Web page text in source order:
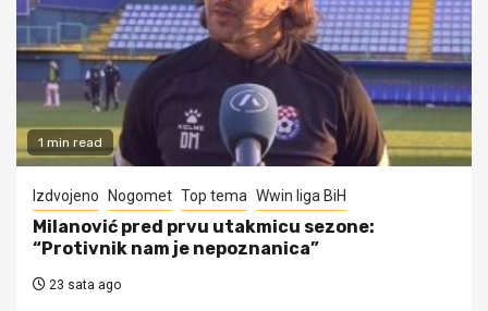
1 min read
Izdvojeno Nogomet Top tema Wwin liga BiH
Milanović pred prvu utakmicu sezone:
“Protivnik nam je nepoznanica”
23 sata ago